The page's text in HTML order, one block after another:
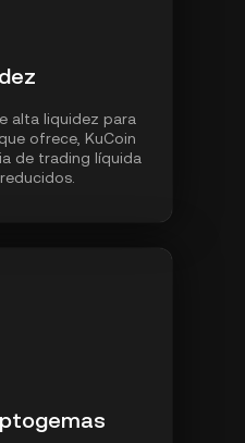
alta liquidez para
ofrece, KuCoin
de trading líquida